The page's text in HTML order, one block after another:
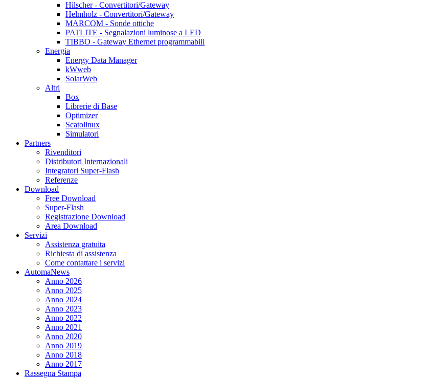
Hilscher - Convertitori/Gateway
Helmholz - Convertitori/Gateway
MARCOM - Sonde ottiche
PATLITE - Segnalazioni luminose a LED
TIBBO - Gateway Ethernet programmabili
Energia
Energy Data Manager
kWweb
SolarWeb
Altri
Box
Librerie di Base
Optimizer
Scatolinux
Simulatori
Partners
Rivenditori
Distributori Internazionali
Integratori Super-Flash
Referenze
Download
Free Download
Super-Flash
Registrazione Download
Area Download
Servizi
Assistenza gratuita
Richiesta di assistenza
Come contattare i servizi
AutomaNews
Anno 2026
Anno 2025
Anno 2024
Anno 2023
Anno 2022
Anno 2021
Anno 2020
Anno 2019
Anno 2018
Anno 2017
Rassegna Stampa